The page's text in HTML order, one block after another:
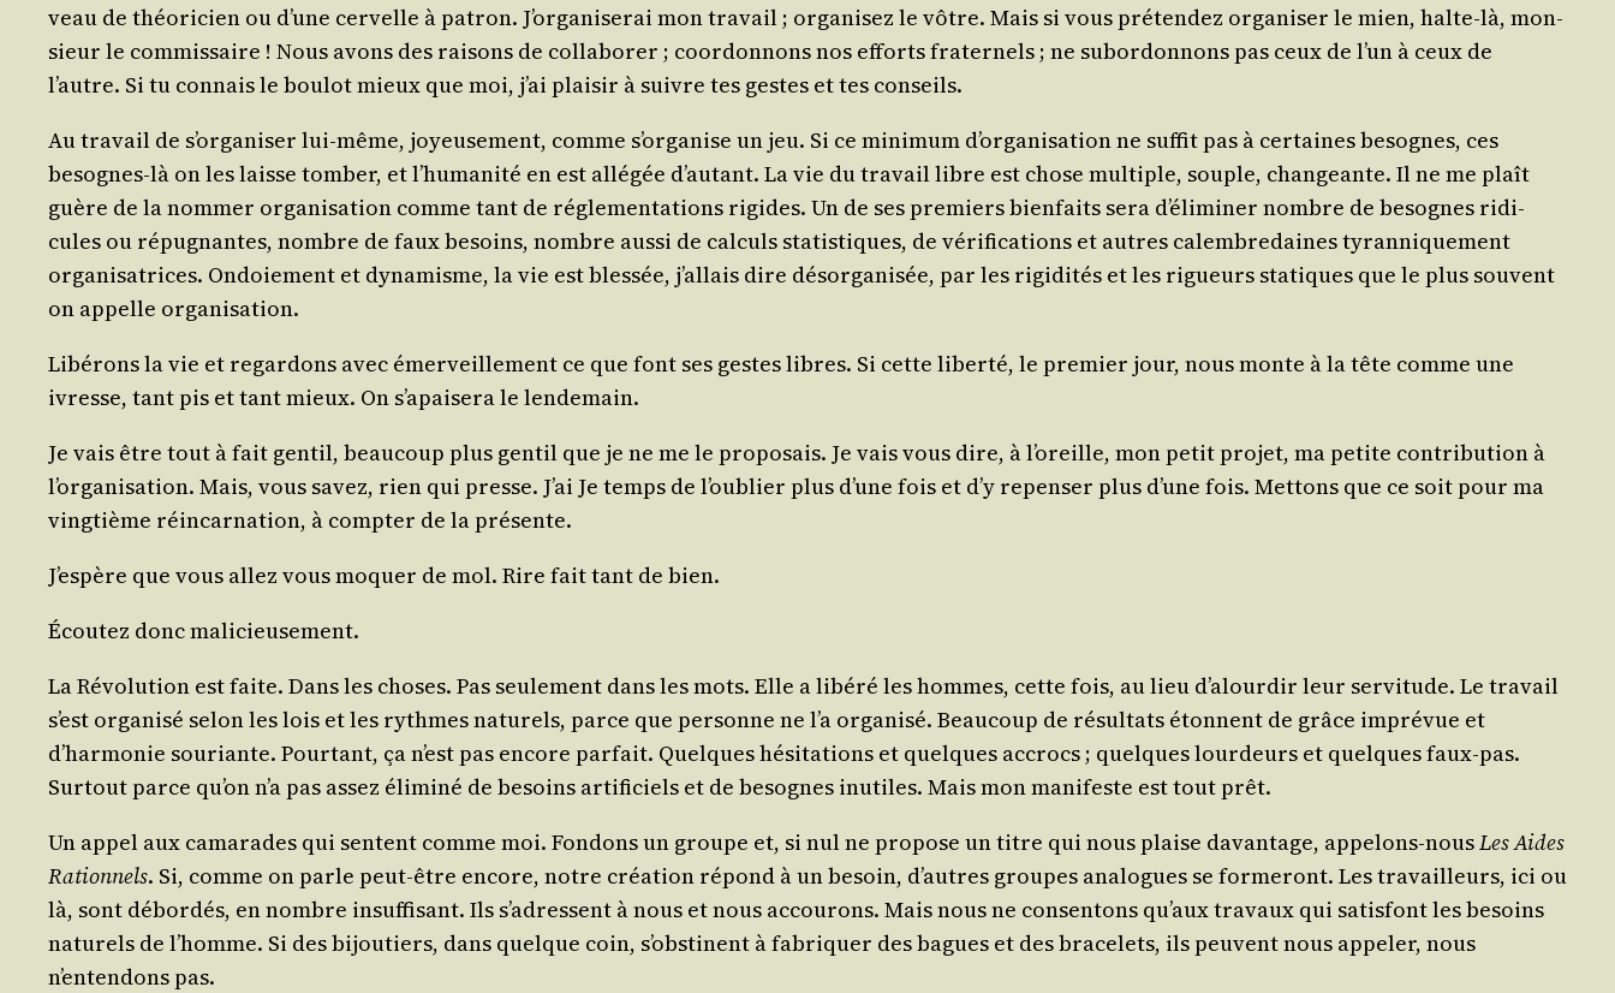
veau de théo­ri­cien ou d’une cer­velle à patron. J’organiserai mon tra­vail ; orga­ni­sez le vôtre. Mais si vous pré­ten­dez orga­ni­ser le mien, halte-là, mon­
sieur le com­mis­saire ! Nous avons des rai­sons de col­la­bo­rer ; coor­don­nons nos efforts fra­ter­nels ; ne subor­don­nons pas ceux de l’un à ceux de
l’autre. Si tu connais le bou­lot mieux que moi, j’ai plai­sir à suivre tes gestes et tes conseils.
Au tra­vail de s’organiser lui-même, joyeu­se­ment, comme s’organise un jeu. Si ce mini­mum d’organisation ne suf­fit pas à cer­taines besognes, ces
besognes-là on les laisse tom­ber, et l’humanité en est allé­gée d’autant. La vie du tra­vail libre est chose mul­tiple, souple, chan­geante. Il ne me plaît
guère de la nom­mer orga­ni­sa­tion comme tant de régle­men­ta­tions rigides. Un de ses pre­miers bien­faits sera d’éliminer nombre de besognes ridi­
cules ou répu­gnantes, nombre de faux besoins, nombre aus­si de cal­culs sta­tis­tiques, de véri­fi­ca­tions et autres calem­bre­daines tyran­ni­que­ment
orga­ni­sa­trices. Ondoie­ment et dyna­misme, la vie est bles­sée, j’allais dire désor­ga­ni­sée, par les rigi­di­tés et les rigueurs sta­tiques que le plus sou­vent
on appelle organisation.
Libé­rons la vie et regar­dons avec émer­veille­ment ce que font ses gestes libres. Si cette liber­té, le pre­mier jour, nous monte à la tête comme une
ivresse, tant pis et tant mieux. On s’apaisera le lendemain.
Je vais être tout à fait gen­til, beau­coup plus gen­til que je ne me le pro­po­sais. Je vais vous dire, à l’oreille, mon petit pro­jet, ma petite contri­bu­tion à
l’organisation. Mais, vous savez, rien qui presse. J’ai Je temps de l’oublier plus d’une fois et d’y repen­ser plus d’une fois. Met­tons que ce soit pour ma
ving­tième réin­car­na­tion, à comp­ter de la présente.
J’espère que vous allez vous moquer de mol. Rire fait tant de bien.
Écou­tez donc malicieusement.
La Révo­lu­tion est faite. Dans les choses. Pas seule­ment dans les mots. Elle a libé­ré les hommes, cette fois, au lieu d’alourdir leur ser­vi­tude. Le tra­vail
s’est orga­ni­sé selon les lois et les rythmes natu­rels, parce que per­sonne ne l’a orga­ni­sé. Beau­coup de résul­tats étonnent de grâce impré­vue et
d’harmonie sou­riante. Pour­tant, ça n’est pas encore par­fait. Quelques hési­ta­tions et quelques accrocs ; quelques lour­deurs et quelques faux-pas.
Sur­tout parce qu’on n’a pas assez éli­mi­né de besoins arti­fi­ciels et de besognes inutiles. Mais mon mani­feste est tout prêt.
Un appel aux cama­rades qui sentent comme moi. Fon­dons un groupe et, si nul ne pro­pose un titre qui nous plaise davan­tage, appe­lons-nousLes Aides
Ration­nels. Si, comme on parle peut-être encore, notre créa­tion répond à un besoin, d’autres groupes ana­logues se for­me­ront. Les tra­vailleurs, ici ou
là, sont débor­dés, en nombre insuf­fi­sant. Ils s’adressent à nous et nous accou­rons. Mais nous ne consen­tons qu’aux tra­vaux qui satis­font les besoins
natu­rels de l’homme. Si des bijou­tiers, dans quelque coin, s’obstinent à fabri­quer des bagues et des bra­ce­lets, ils peuvent nous appe­ler, nous
n’entendons pas.